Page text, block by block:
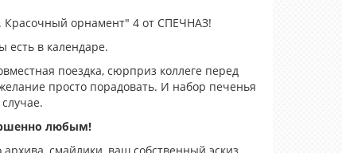
орнамент" 4 от СПЕЧНАЗ!
есть в календаре.
поездка, сюрприз коллеге перед
просто порадовать. И набор печенья
любым!